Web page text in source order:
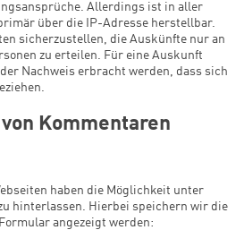
Allerdings ist in aller
über die IP-Adresse herstellbar.
sicherzustellen, die Auskünfte nur an
zu erteilen. Für eine Auskunft
Nachweis erbracht werden, dass sich
Kommentaren
haben die Möglichkeit unter
hinterlassen. Hierbei speichern wir die
angezeigt werden:
added to cart!